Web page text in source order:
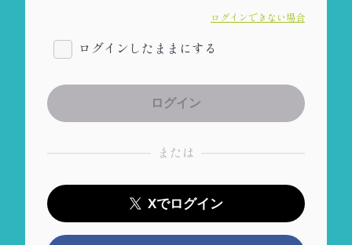
ログインできない場合
ログインしたままにする
または
Xでログイン